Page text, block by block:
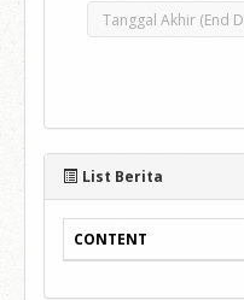
List Berita
CONTENT